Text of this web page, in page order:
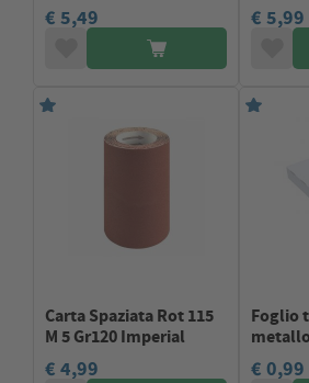
€ 5,49 € 5,99
Carta Spaziata Rot 115
M 5 Gr120 Imperial
€ 4,99
Foglio
€ 0,99